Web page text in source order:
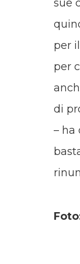
sue
per
per
di
– ha